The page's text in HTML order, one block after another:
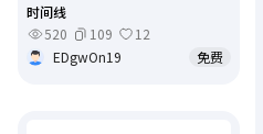
时间线
520
109
12
EDgwOn19
免费